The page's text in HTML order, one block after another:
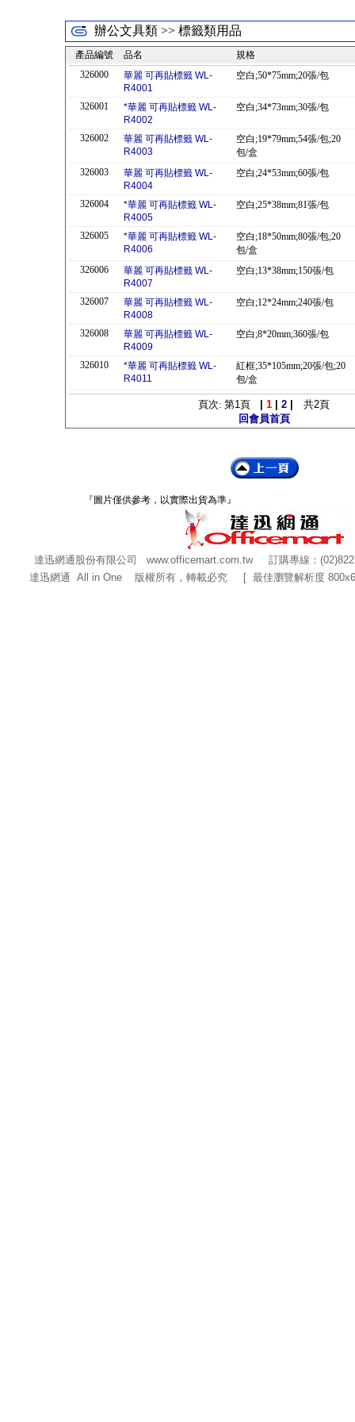
辦公文具類 >> 標籤類用品
產品編號 品名
規格
326000
華麗 可再貼標籤 WL-
R4001
空白;50*75mm;20張/包
326001
*華麗 可再貼標籤 WL-
R4002
空白;34*73mm;30張/包
326002
華麗 可再貼標籤 WL-
R4003
空白;19*79mm;54張/包;20
包/盒
326003
華麗 可再貼標籤 WL-
R4004
空白;24*53mm;60張/包
326004
*華麗 可再貼標籤 WL-
R4005
空白;25*38mm;81張/包
326005
*華麗 可再貼標籤 WL-
R4006
空白;18*50mm;80張/包;20
包/盒
326006
華麗 可再貼標籤 WL-
R4007
空白;13*38mm;150張/包
326007
華麗 可再貼標籤 WL-
R4008
空白;12*24mm;240張/包
326008
華麗 可再貼標籤 WL-
R4009
空白;8*20mm;360張/包
326010
*華麗 可再貼標籤 WL-
R4011
紅框;35*105mm;20張/包;20
包/盒
頁次: 第1頁 1 2 共2頁
回會員首頁
『圖片僅供參考，以實際出貨為準』
達迅網通股份有限公司 www.officemart.com.tw訂購專線：
達迅網通 All in One 版權所有，轉載必究 [ 最佳瀏覽解析度